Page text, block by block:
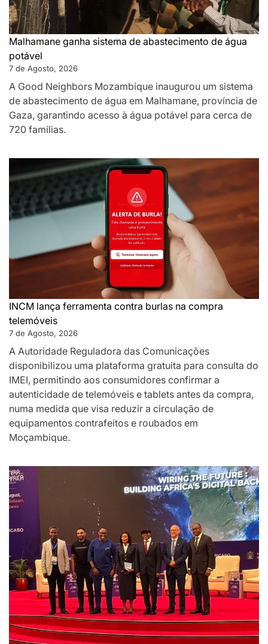
Malhamane ganha sistema de abastecimento de água
potável
7 de Agosto, 2026
A Good Neighbors Mozambique inaugurou um sistema
de abastecimento de água em Malhamane, província de
Gaza, garantindo acesso à água potável para cerca de
720 famílias.
INCM lança ferramenta contra burlas na compra
telemóveis
7 de Agosto, 2026
A Autoridade Reguladora das Comunicações
disponibilizou uma plataforma gratuita para consulta do
IMEI, permitindo aos consumidores confirmar a
autenticidade de telemóveis e tablets antes da compra,
numa medida que visa reduzir a circulação de
equipamentos contrafeitos e roubados em
Moçambique.